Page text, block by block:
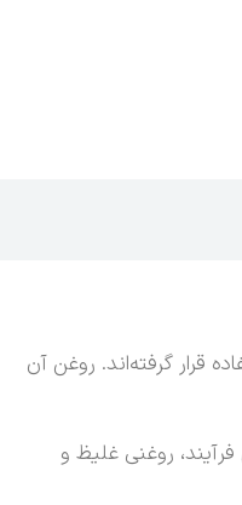
قرار گرفته‌اند. روغن آن
روغنی غلیظ و